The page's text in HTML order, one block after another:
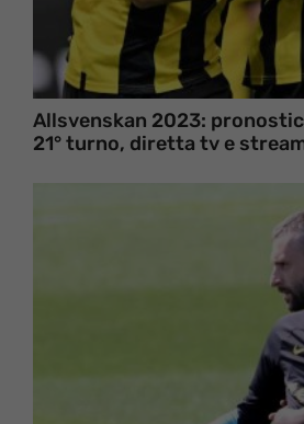
Allsvenskan 2023:
21° turno, diretta tv e